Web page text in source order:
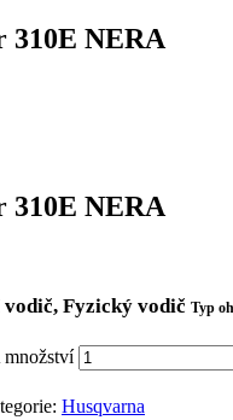
310E NERA
310E NERA
Fyzický vodič Typ
Husqvarna